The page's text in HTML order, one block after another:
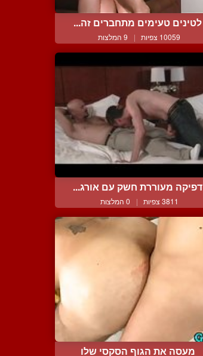
לטינים טעימים מתחברים זה...
10059 צפיות | 9 המלצות
דפיקה מעוררת חשק עם אורג...
3811 צפיות | 0 המלצות
מעסה את הגוף הסקסי שלו